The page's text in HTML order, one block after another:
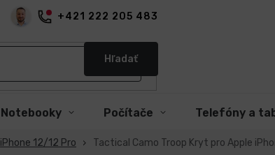
+421 222 205 483
Hľadať
Notebooky Počítače Telefóny a
iPhone 12/12 Pro Tactical Camo Troop Kryt pro Apple